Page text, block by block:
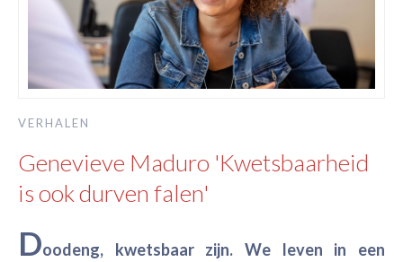
VERHALEN
Genevieve Maduro 'Kwetsbaarheid
is ook durven falen'
Doodeng, kwetsbaar zijn. We leven in een